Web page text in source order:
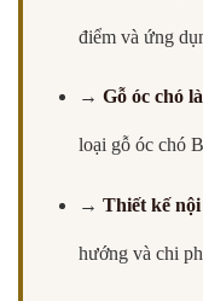
điểm và ứng
→ Gỗ óc chó
loại gỗ óc chó
→ Thiết kế
hướng và chi